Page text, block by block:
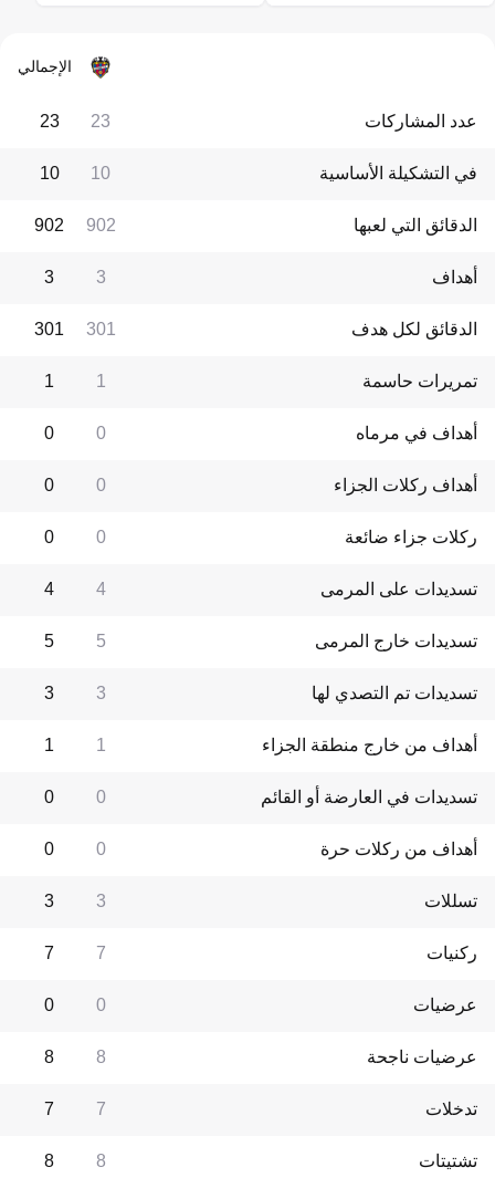
الإجمالي
عدد المشاركات 23
23
في التشكيلة الأساسية 10
10
الدقائق التي لعبها 902
902
أهداف 3
3
الدقائق لكل هدف 301
301
تمريرات حاسمة 1
1
أهداف في مرماه 0
0
أهداف ركلات الجزاء 0
0
ركلات جزاء ضائعة 0
0
تسديدات على المرمى 4
4
تسديدات خارج المرمى 5
5
تسديدات تم التصدي لها 3
3
أهداف من خارج منطقة الجزاء 1
1
تسديدات في العارضة أو القائم 0
0
أهداف من ركلات حرة 0
0
تسللات 3
3
ركنيات 7
7
عرضيات 0
0
عرضيات ناجحة 8
8
تدخلات 7
7
تشتيتات 8
8